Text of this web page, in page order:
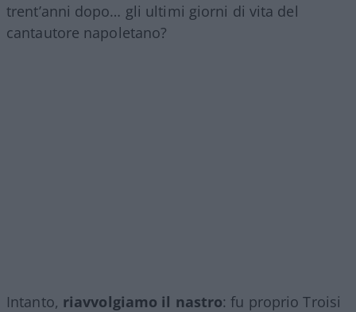
trent’anni dopo… gli ultimi giorni di vita del
cantautore napoletano?
Intanto, riavvolgiamo il nastro: fu proprio Troisi